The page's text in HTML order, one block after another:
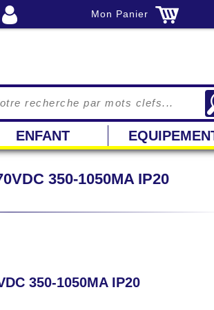
Mon Panier
ENFANT
350-1050MA IP20
350-1050MA IP20